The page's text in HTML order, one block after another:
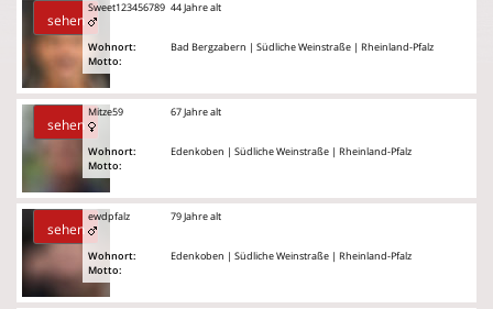
sehen
Sweet123456789
Wohnort:
Motto:
44 Jahre alt
Bad Bergzabern | Südliche Weinstraße | Rheinland-Pfalz
sehen
Mitze59
Wohnort:
Motto:
67 Jahre alt
Edenkoben | Südliche Weinstraße | Rheinland-Pfalz
sehen
ewdpfalz
Wohnort:
Motto:
79 Jahre alt
Edenkoben | Südliche Weinstraße | Rheinland-Pfalz